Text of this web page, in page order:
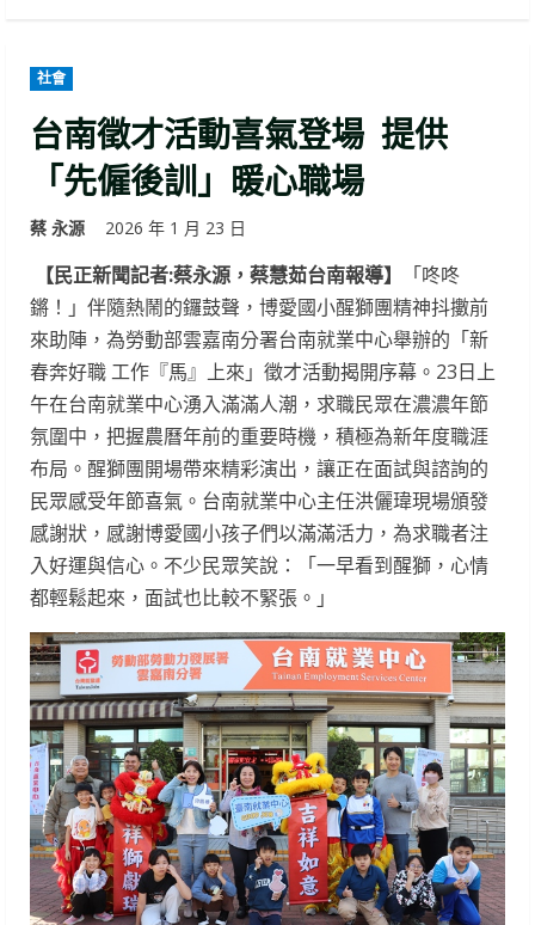
社會
台南徵才活動喜氣登場 提供
「先僱後訓」暖心職場
蔡 永源 2026 年 1 月 23 日
【民正新聞記者:蔡永源，蔡慧茹台南報導】
「咚咚
鏘！」伴隨熱鬧的鑼鼓聲，博愛國小醒獅團精神抖擻前
來助陣，為勞動部雲嘉南分署台南就業中心舉辦的「新
春奔好職 工作『馬』上來」徵才活動揭開序幕。23日上
午在台南就業中心湧入滿滿人潮，求職民眾在濃濃年節
氛圍中，把握農曆年前的重要時機，積極為新年度職涯
布局。醒獅團開場帶來精彩演出，讓正在面試與諮詢的
民眾感受年節喜氣。台南就業中心主任洪儷瑋現場頒發
感謝狀，感謝博愛國小孩子們以滿滿活力，為求職者注
入好運與信心。不少民眾笑說：「一早看到醒獅，心情
都輕鬆起來，面試也比較不緊張。」